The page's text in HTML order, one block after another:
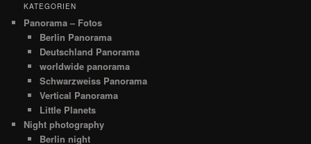
KATEGORIEN
Panorama – Fotos
Berlin Panorama
Deutschland Panorama
worldwide panorama
Schwarzweiss Panorama
Vertical Panorama
Little Planets
Night photography
Berlin night